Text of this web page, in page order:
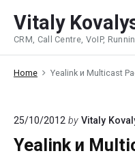
content
Vitaly
CRM, Call Centre, VoIP,
Home Yealink и Multicast
25/10/2012 by Vitaly
Yealink и